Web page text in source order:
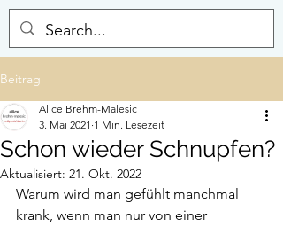
Beitrag
Schon wieder Schnupfen?
Alice Brehm-Malesic
3. Mai 2021 1 Min. Lesezeit
Aktualisiert: 21. Okt. 2022
Warum wird man gefühlt manchmal
krank, wenn man nur von einer